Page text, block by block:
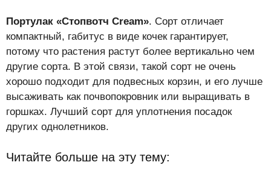
Портулак «Стопвотч Cream». Сорт отличает
компактный, габитус в виде кочек гарантирует,
потому что растения растут более вертикально чем
другие сорта. В этой связи, такой сорт не очень
хорошо подходит для подвесных корзин, и его лучше
высаживать как почвопокровник или выращивать в
горшках. Лучший сорт для уплотнения посадок
других однолетников.
Читайте больше на эту тему: